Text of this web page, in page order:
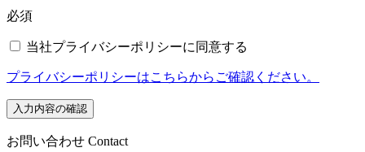
必須
当社プライバシーポリシーに同意する
プライバシーポリシーはこちらからご確認ください。
入力内容の確認
お問い合わせ Contact